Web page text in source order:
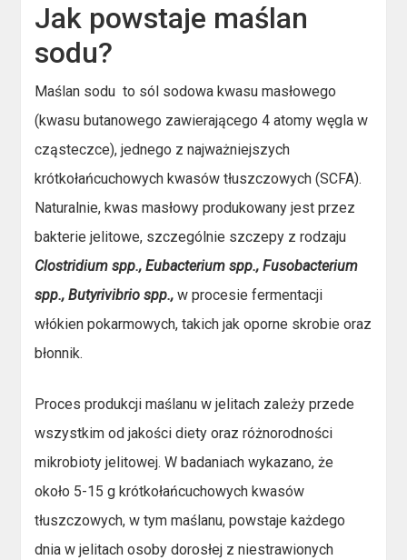
Jak powstaje maślan
sodu?
Maślan sodu to sól sodowa kwasu masłowego
(kwasu butanowego zawierającego 4 atomy węgla w
cząsteczce), jednego z najważniejszych
krótkołańcuchowych kwasów tłuszczowych (SCFA).
Naturalnie, kwas masłowy produkowany jest przez
bakterie jelitowe, szczególnie szczepy z rodzaju
Clostridium spp., Eubacterium spp., Fusobacterium
spp., Butyrivibrio spp.,w procesie fermentacji
włókien pokarmowych, takich jak oporne skrobie oraz
błonnik.
Proces produkcji maślanu w jelitach zależy przede
wszystkim od jakości diety oraz różnorodności
mikrobioty jelitowej. W badaniach wykazano, że
około 5-15 g krótkołańcuchowych kwasów
tłuszczowych, w tym maślanu, powstaje każdego
dnia w jelitach osoby dorosłej z niestrawionych